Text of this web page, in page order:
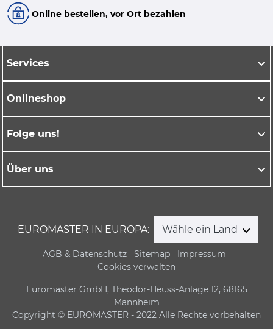
Online bestellen, vor Ort bezahlen
Services
Onlineshop
Folge uns!
Über uns
EUROMASTER IN EUROPA: Wähle ein Land
AGB & Datenschutz Sitemap
Impressum
Cookies verwalten
Euromaster GmbH, Theodor-Heuss-Anlage 12, 68165
Mannheim
Copyright © EUROMASTER - 2022 Alle Rechte vorbehalten